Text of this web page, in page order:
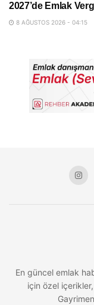
2027’de Emlak
8 AĞUSTOS 2026 - 04:15
En güncel emlak
için özel